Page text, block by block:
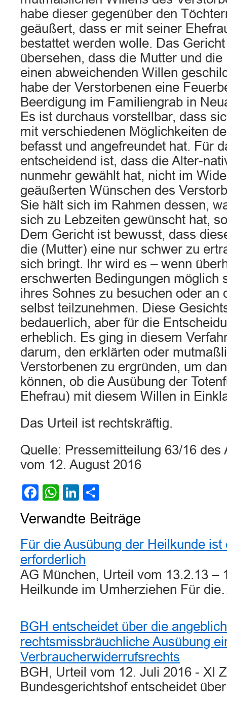
habe dieser gegenüber den
geäußert, dass er mit seiner
bestattet werden wolle. Das
übersehen, dass die Mutter und
einen abweichenden Willen
habe der Verstorbenen eine
Beerdigung im Familiengrab in
Es ist durchaus vorstellbar, dass
mit verschiedenen Möglichkeiten
befasst und angefreundet hat. Für
entscheidend ist, dass die Alter-
nunmehr gewählt hat, nicht im
geäußerten Wünschen des
Sie hält sich im Rahmen dessen,
sich zu Lebzeiten gewünscht hat,
Dem Gericht ist bewusst, dass
die (Mutter) eine nur schwer zu
sich bringt. Ihr wird es – wenn
erschwerten Bedingungen möglich
ihres Sohnes zu besuchen oder an
selbst teilzunehmen. Diese
bedauerlich, aber für die
erheblich. Es ging in diesem
darum, den erklärten oder
Verstorbenen zu ergründen, um
können, ob die Ausübung der
Ehefrau) mit diesem Willen in
Das Urteil ist rechtskräftig.
Quelle: Pressemitteilung 63/16 des
vom 12. August 2016
Facebook
WhatsApp
LinkedIn
Verwandte Beiträge
Für die Ausübung der Heilkunde
erforderlich
AG München, Urteil vom 13.2.13 –
Heilkunde im Umherziehen Für
BGH entscheidet über die angeblich
rechtsmissbräuchliche Ausübung
Verbraucherwiderrufsrechts
BGH, Urteil vom 12. Juli 2016 - XI
Bundesgerichtshof entscheidet